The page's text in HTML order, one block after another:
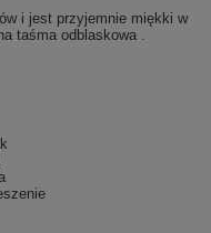
i jest przyjemnie miękki w
taśma odblaskowa .